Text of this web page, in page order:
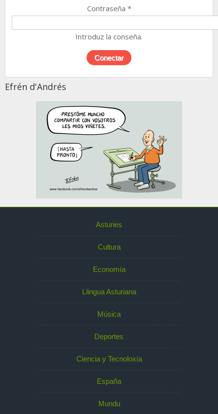
Contraseña *
Introduz la conseña.
Efrén d'Andrés
Asturies
Cultura
Economía
Llingua Asturiana
Música
Deportes
Ciencia y Tecnoloxía
España
Mundu